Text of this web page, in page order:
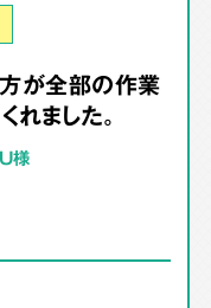
が全部の作業
れました。
様